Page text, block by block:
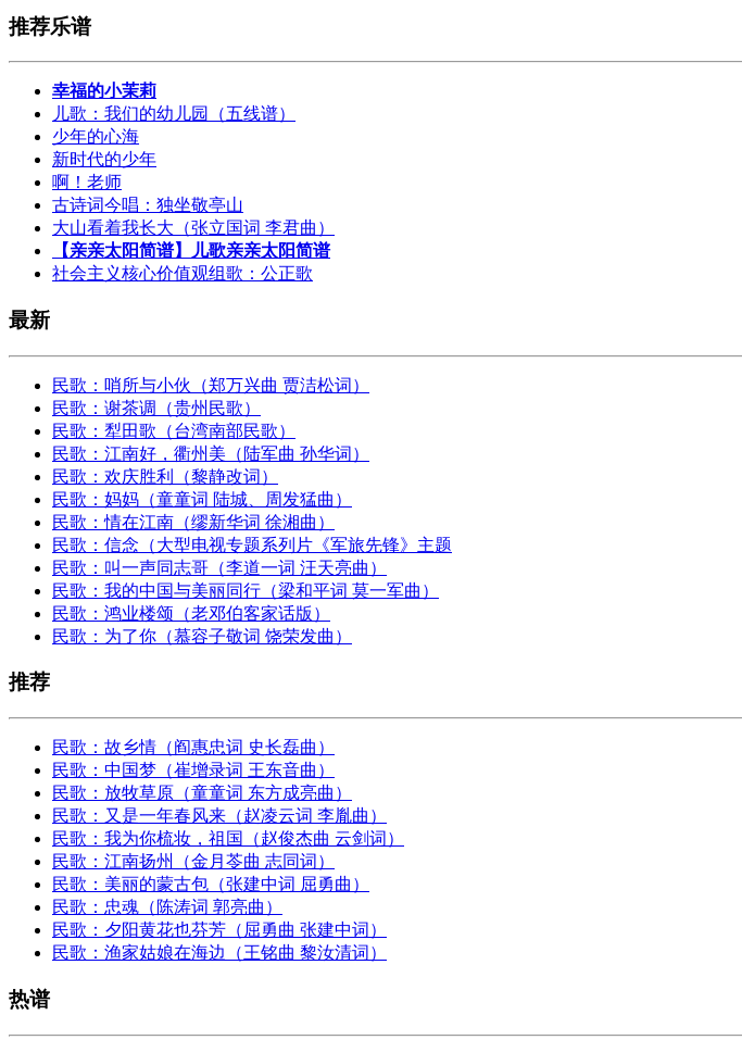
推荐乐谱
幸福的小茉莉
儿歌：我们的幼儿园（五线谱）
少年的心海
新时代的少年
啊！老师
古诗词今唱：独坐敬亭山
大山看着我长大（张立国词 李君曲）
【亲亲太阳简谱】儿歌亲亲太阳简谱
社会主义核心价值观组歌：公正歌
最新
民歌：哨所与小伙（郑万兴曲 贾洁松词）
民歌：谢茶调（贵州民歌）
民歌：犁田歌（台湾南部民歌）
民歌：江南好，衢州美（陆军曲 孙华词）
民歌：欢庆胜利（黎静改词）
民歌：妈妈（童童词 陆城、周发猛曲）
民歌：情在江南（缪新华词 徐湘曲）
民歌：信念（大型电视专题系列片《军旅先锋》主题
民歌：叫一声同志哥（李道一词 汪天亮曲）
民歌：我的中国与美丽同行（梁和平词 莫一军曲）
民歌：鸿业楼颂（老邓伯客家话版）
民歌：为了你（慕容子敬词 饶荣发曲）
推荐
民歌：故乡情（阎惠忠词 史长磊曲）
民歌：中国梦（崔增录词 王东音曲）
民歌：放牧草原（童童词 东方成亮曲）
民歌：又是一年春风来（赵凌云词 李胤曲）
民歌：我为你梳妆，祖国（赵俊杰曲 云剑词）
民歌：江南扬州（金月苓曲 志同词）
民歌：美丽的蒙古包（张建中词 屈勇曲）
民歌：忠魂（陈涛词 郭亮曲）
民歌：夕阳黄花也芬芳（屈勇曲 张建中词）
民歌：渔家姑娘在海边（王铭曲 黎汝清词）
热谱